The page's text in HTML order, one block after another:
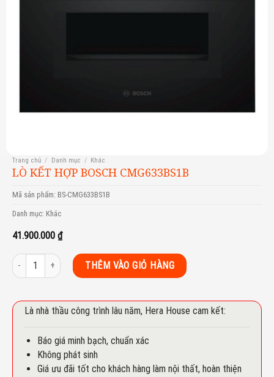
Trang chủ / Danh mục / Khác
LÒ KẾT HỢP BOSCH CMG633BS1B
Mã sản phẩm: BS-CMG633BS1B
Danh mục: Khác
41.900.000 ₫
Lò kết hợp Bosch CMG633BS1B số lượng
THÊM VÀO GIỎ HÀNG
Là nhà thầu công trình lâu năm, Hera House cam kết:
Báo giá minh bạch, chuẩn xác
Không phát sinh
Giá ưu đãi tốt cho khách hàng làm nội thất, hoàn thiện